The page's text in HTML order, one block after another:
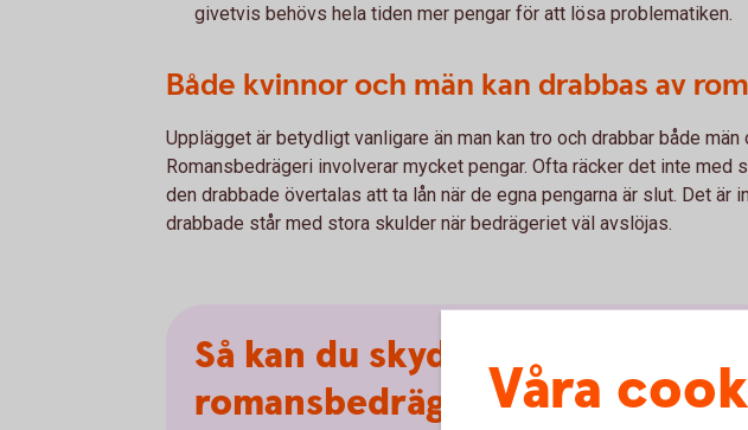
givetvis behövs hela tiden mer pengar för att lösa problematiken.
Både kvinnor och män kan drabbas av
Upplägget är betydligt vanligare än man kan tro och drabbar både män
Romansbedrägeri involverar mycket pengar. Ofta räcker det inte med
den drabbade övertalas att ta lån när de egna pengarna är slut. Det är
drabbade står med stora skulder när bedrägeriet väl avslöjas.
Så kan du skydda dig mot
romansbedrägeri Våra